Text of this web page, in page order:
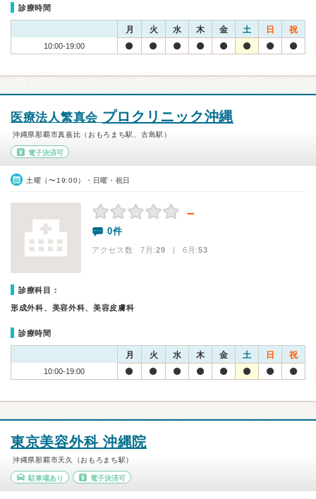
診療時間
月 火 水 木 金 土 日 祝
10:00-19:00
医療法人繁真会 プロクリニック沖縄
沖縄県那覇市真嘉比（おもろまち駅、古島駅）
電子決済可
土曜（〜19:00）・日曜・祝日
－
0件
アクセス数 7月:29 | 6月:53
診療科目：
形成外科、美容外科、美容皮膚科
診療時間
月 火 水 木 金 土 日 祝
10:00-19:00
東京美容外科 沖縄院
沖縄県那覇市天久（おもろまち駅）
駐車場あり 電子決済可